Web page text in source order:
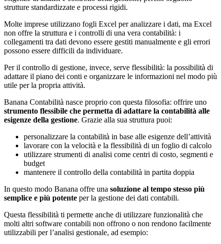
strutture standardizzate e processi rigidi.
Molte imprese utilizzano fogli Excel per analizzare i dati, ma Excel
non offre la struttura e i controlli di una vera contabilità: i
collegamenti tra dati devono essere gestiti manualmente e gli errori
possono essere difficili da individuare.
Per il controllo di gestione, invece, serve flessibilità: la possibilità di
adattare il piano dei conti e organizzare le informazioni nel modo più
utile per la propria attività.
Banana Contabilità nasce proprio con questa filosofia: offrire uno
strumento flessibile che permetta di adattare la contabilità alle
esigenze della gestione. Grazie alla sua struttura puoi:
personalizzare la contabilità in base alle esigenze dell’attività
lavorare con la velocità e la flessibilità di un foglio di calcolo
utilizzare strumenti di analisi come centri di costo, segmenti e
budget
mantenere il controllo della contabilità in partita doppia
In questo modo Banana offre una soluzione al tempo stesso più
semplice e più potente per la gestione dei dati contabili.
Questa flessibilità ti permette anche di utilizzare funzionalità che
molti altri software contabili non offrono o non rendono facilmente
utilizzabili per l’analisi gestionale, ad esempio: